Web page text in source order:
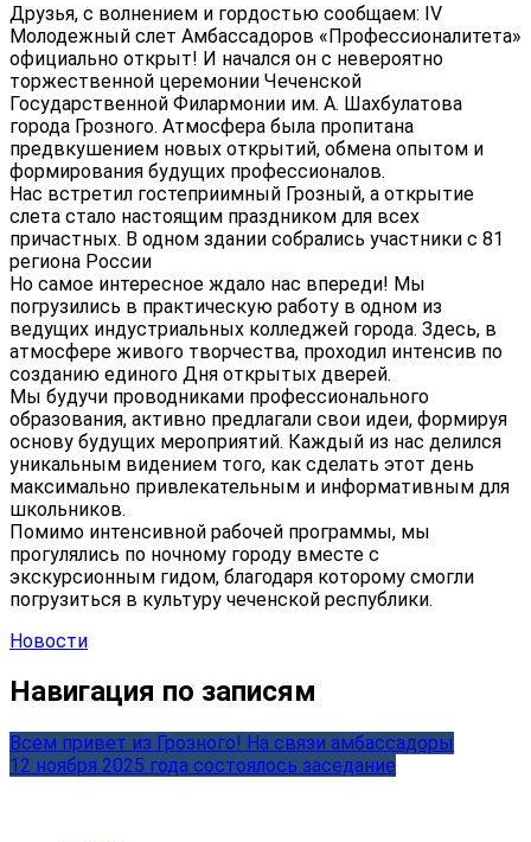
Друзья, с волнением и гордостью сообщаем: IV
Молодежный слет Амбассадоров «Профессионалитета»
официально открыт! И начался он с невероятно
торжественной церемонии Чеченской
Государственной Филармонии им. А. Шахбулатова
города Грозного. Атмосфера была пропитана
предвкушением новых открытий, обмена опытом и
формирования будущих профессионалов.
Нас встретил гостеприимный Грозный, а открытие
слета стало настоящим праздником для всех
причастных. В одном здании собрались участники с 81
региона России
Но самое интересное ждало нас впереди! Мы
погрузились в практическую работу в одном из
ведущих индустриальных колледжей города. Здесь, в
атмосфере живого творчества, проходил интенсив по
созданию единого Дня открытых дверей.
Мы будучи проводниками профессионального
образования, активно предлагали свои идеи, формируя
основу будущих мероприятий. Каждый из нас делился
уникальным видением того, как сделать этот день
максимально привлекательным и информативным для
школьников.
Помимо интенсивной рабочей программы, мы
прогулялись по ночному городу вместе с
экскурсионным гидом, благодаря которому смогли
погрузиться в культуру чеченской республики.
Новости
Навигация по записям
Всем привет из Грозного! На связи амбассадоры
12 ноября 2025 года состоялось заседание